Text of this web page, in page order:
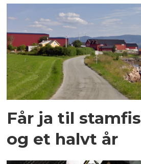
Får ja til
og et halvt år